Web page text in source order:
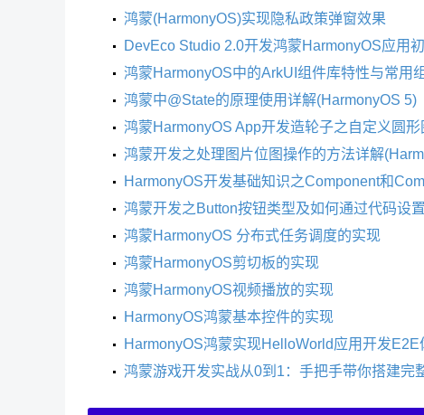
鸿蒙(HarmonyOS)实现隐私政策弹窗效果
DevEco Studio 2.0开发鸿蒙HarmonyOS应用
鸿蒙HarmonyOS中的ArkUI组件库特性与常用
鸿蒙中@State的原理使用详解(HarmonyOS 5)
鸿蒙HarmonyOS App开发造轮子之自定义圆
鸿蒙开发之处理图片位图操作的方法详解
HarmonyOS开发基础知识之Component和
鸿蒙开发之Button按钮类型及如何通过代码设
鸿蒙HarmonyOS 分布式任务调度的实现
鸿蒙HarmonyOS剪切板的实现
鸿蒙HarmonyOS视频播放的实现
HarmonyOS鸿蒙基本控件的实现
HarmonyOS鸿蒙实现HelloWorld应用开发E2E
鸿蒙游戏开发实战从0到1：手把手带你搭建完